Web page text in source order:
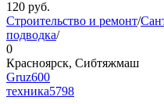
120 руб.
Строительство и ремонт/
подводка/
0
Красноярск, Сибтяжмаш
Gruz600
техника5798